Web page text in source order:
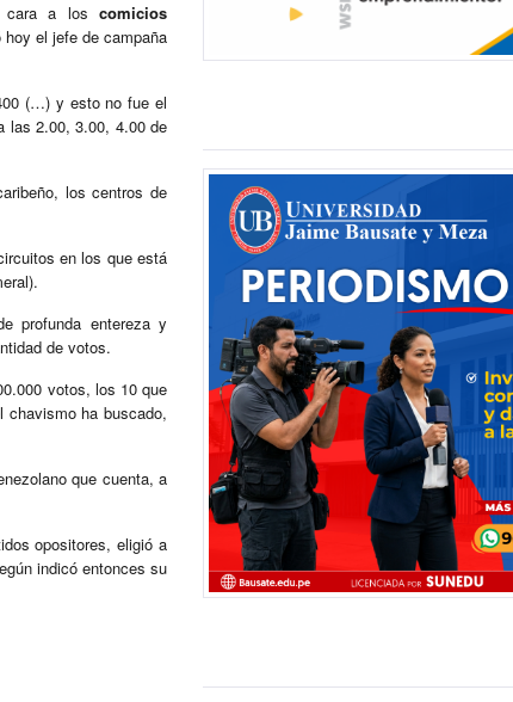
cara a loscomicios
el jefe de campaña
(…) y esto no fue el
las 2.00, 3.00, 4.00 de
los centros de
en los que está
profunda entereza y
de votos.
votos, los 10 que
chavismo ha buscado,
que cuenta, a
opositores, eligió a
indicó entonces su